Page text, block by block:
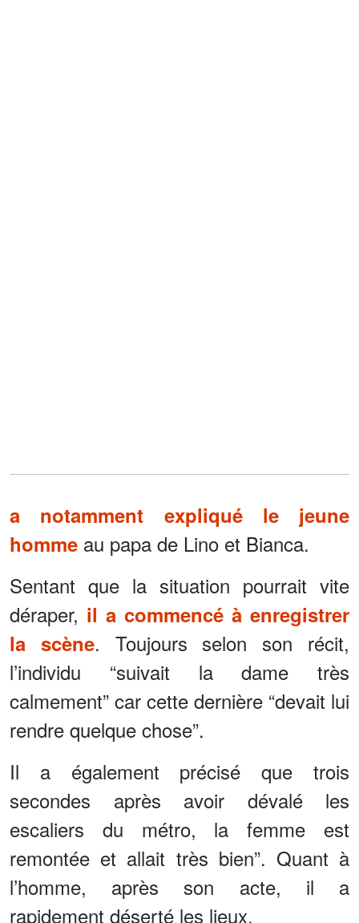
a notamment expliqué le jeune
homme au papa de Lino et Bianca.
Sentant que la situation pourrait vite
déraper, il a commencé à enregistrer
la scène. Toujours selon son récit,
l’individu “suivait la dame très
calmement” car cette dernière “devait lui
rendre quelque chose”.
Il a également précisé que trois
secondes après avoir dévalé les
escaliers du métro, la femme est
remontée et allait très bien”. Quant à
l’homme, après son acte, il a
rapidement déserté les lieux.